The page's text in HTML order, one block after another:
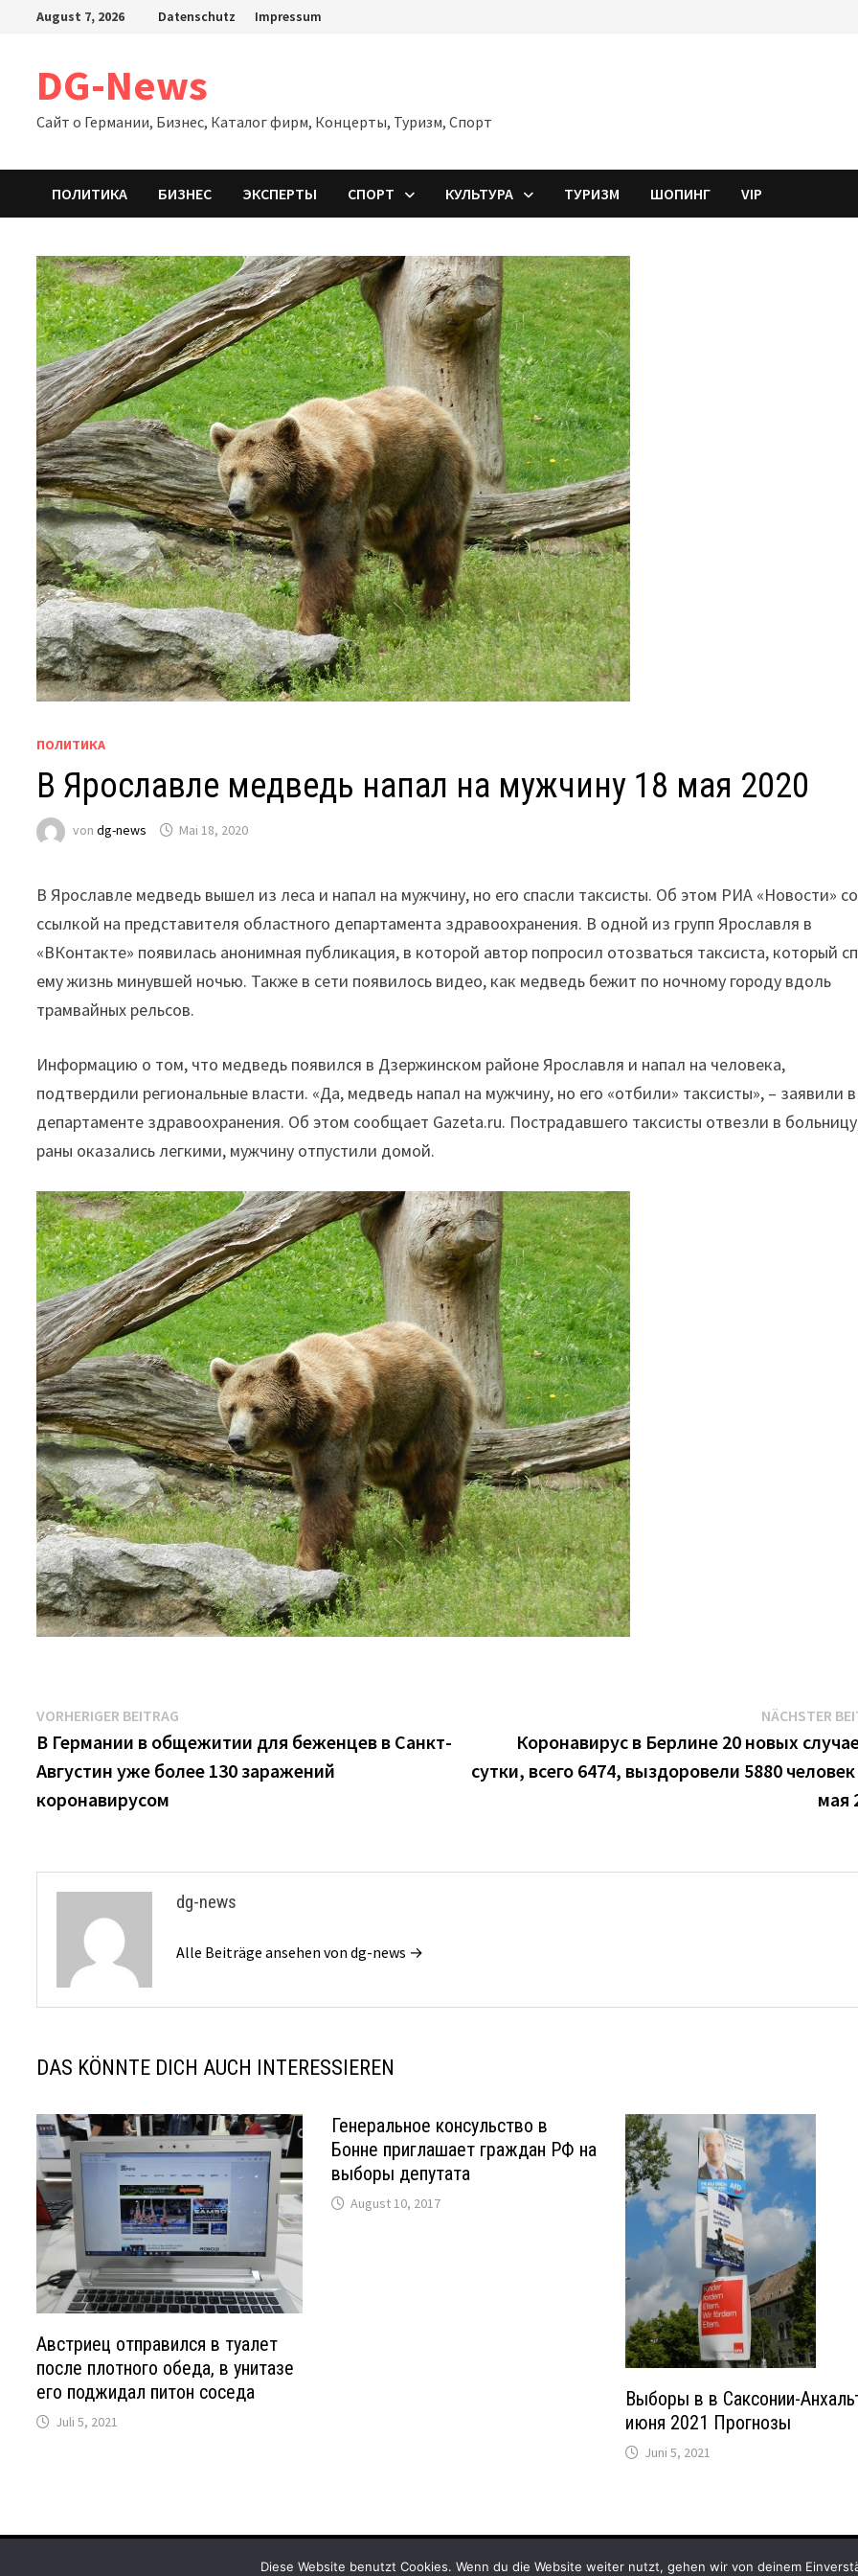
August 7, 2026 Datenschutz Impressum
DG-News
Сайт о Германии, Бизнес, Каталог фирм, Концерты, Туризм, Спорт
ПОЛИТИКА БИЗНЕС ЭКСПЕРТЫ СПОРТ КУЛЬТУРА ТУРИЗМ ШОПИНГ VIP
ПОЛИТИКА
В Ярославле медведь напал на мужчину 18 мая 2020
vondg-news Mai 18, 2020
В Ярославле медведь вышел из леса и напал на мужчину, но его спасли таксисты. Об этом РИА «Новости» со
ссылкой на представителя областного департамента здравоохранения. В одной из групп Ярославля в
«ВКонтакте» появилась анонимная публикация, в которой автор попросил отозваться таксиста, который
ему жизнь минувшей ночью. Также в сети появилось видео, как медведь бежит по ночному городу вдоль
трамвайных рельсов.
Информацию о том, что медведь появился в Дзержинском районе Ярославля и напал на человека,
подтвердили региональные власти. «Да, медведь напал на мужчину, но его «отбили» таксисты», – заявили в
департаменте здравоохранения. Об этом сообщает Gazeta.ru. Пострадавшего таксисты отвезли в
раны оказались легкими, мужчину отпустили домой.
Beitrags-
Navigation
VORHERIGER BEITRAG
Beitrag:
В Германии в общежитии для беженцев в Санкт-
Августин уже более 130 заражений
коронавирусом
NÄCHSTER
Коронавирус в Берлине 20 новых
сутки, всего 6474, выздоровели 5880 человек
мая
dg-news
Alle Beiträge ansehen von dg-news →
DAS KÖNNTE DICH AUCH INTERESSIEREN
Австриец отправился в туалет
после плотного обеда, в унитазе
его поджидал питон соседа
Juli 5, 2021
Генеральное консульство в
Бонне приглашает граждан РФ на
выборы депутата
August 10, 2017
Выборы в в Саксонии-
июня 2021 Прогнозы
Juni 5, 2021
. Mit Stolz präsentiert vonWordPressund Bam.
Diese Website benutzt Cookies. Wenn du die Website weiter nutzt, gehen wir von deinem